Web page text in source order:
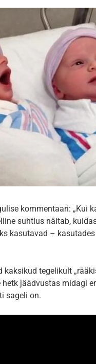
kommentaari: „Kui
suhtlus näitab,
kasutavad –
kaksikud tegelikult
hetk jäädvustas midagi
sageli on.